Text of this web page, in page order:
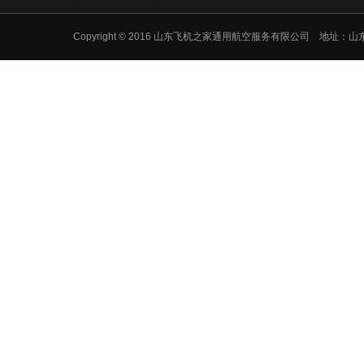
Copyright © 2016 山东飞机之家通用航空服务有限公司 地址：山